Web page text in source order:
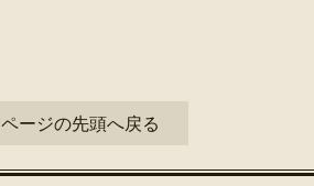
ページの先頭へ戻る